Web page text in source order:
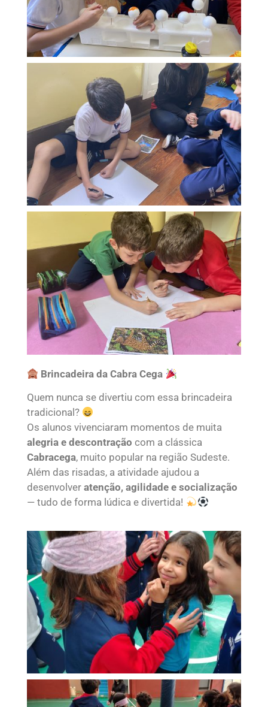
Brincadeira da Cabra Cega
Quem nunca se divertiu com essa brincadeira
tradicional?
Os alunos vivenciaram momentos de muita
alegria e descontração com a clássica
Cabracega, muito popular na região Sudeste.
Além das risadas, a atividade ajudou a
desenvolver atenção, agilidade e socialização
— tudo de forma lúdica e divertida!